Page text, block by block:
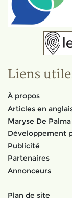
Liens
À propos
Articles en
Maryse De Palma
Développement
Publicité
Partenaires
Annonceurs
Plan de site